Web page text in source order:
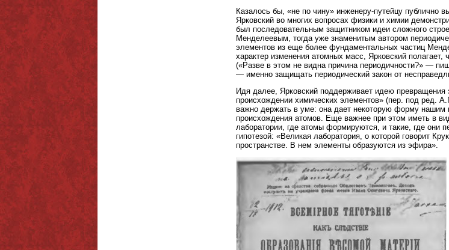
Казалось бы, «не по чину» инженеру-путейцу публично
Ярковский во многих вопросах физики и химии
был последовательным защитником идеи сложного
Менделеевым, тогда уже знаменитым автором
элементов из еще более фундаментальных частиц
характер изменения атомных масс, Ярковский
(«Разве в этом не видна причина периодичности?» —
— именно защищать периодический закон от
Идя далее, Ярковский поддерживает идею
происхождении химических элементов» (пер. под ред.
важно держать в уме: она дает некоторую форму нашим
происхождения атомов. Еще важнее при этом иметь в
лаборатории, где атомы формируются, и такие, где они
гипотезой: «Великая лаборатория, о которой говорит
пространстве. В нем элементы образуются из эфира».